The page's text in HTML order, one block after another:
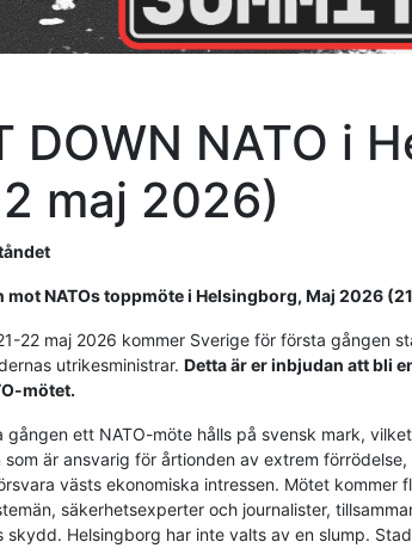
DOWN NATO i
maj 2026)
mot NATOs toppmöte i Helsingborg, Maj 2026
22 maj 2026 kommer Sverige för första gången
utrikesministrar. Detta är er inbjudan att bli
mötet.
gången ett NATO-möte hålls på svensk mark,
som är ansvarig för årtionden av extrem
västs ekonomiska intressen. Mötet kommer
säkerhetsexperter och journalister,
skydd. Helsingborg har inte valts av en slump.